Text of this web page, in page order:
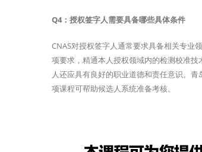
Q4：授权签字人需要具备哪些具体条件
CNAS对授权签字人通常要求具备相关专业
项要求，精通本人授权领域内的检测校准
人还应具有良好的职业道德和责任意识。
项课程可帮助候选人系统准备考核。